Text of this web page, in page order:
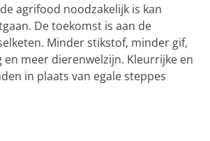
agrifood noodzakelijk is kan
De toekomst is aan de
Minder stikstof, minder gif,
en meer dierenwelzijn. Kleurrijke en
in plaats van egale steppes